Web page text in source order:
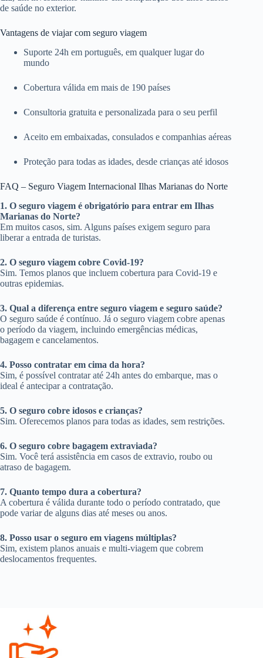
de saúde no exterior.
Vantagens de viajar com seguro viagem
Suporte 24h em português, em qualquer lugar do
mundo
Cobertura válida em mais de 190 países
Consultoria gratuita e personalizada para o seu perfil
Aceito em embaixadas, consulados e companhias aéreas
Proteção para todas as idades, desde crianças até idosos
FAQ – Seguro Viagem Internacional Ilhas Marianas do Norte
1. O seguro viagem é obrigatório para entrar em Ilhas
Marianas do Norte?
Em muitos casos, sim. Alguns países exigem seguro para
liberar a entrada de turistas.
2. O seguro viagem cobre Covid-19?
Sim. Temos planos que incluem cobertura para Covid-19 e
outras epidemias.
3. Qual a diferença entre seguro viagem e seguro saúde?
O seguro saúde é contínuo. Já o seguro viagem cobre apenas
o período da viagem, incluindo emergências médicas,
bagagem e cancelamentos.
4. Posso contratar em cima da hora?
Sim, é possível contratar até 24h antes do embarque, mas o
ideal é antecipar a contratação.
5. O seguro cobre idosos e crianças?
Sim. Oferecemos planos para todas as idades, sem restrições.
6. O seguro cobre bagagem extraviada?
Sim. Você terá assistência em casos de extravio, roubo ou
atraso de bagagem.
7. Quanto tempo dura a cobertura?
A cobertura é válida durante todo o período contratado, que
pode variar de alguns dias até meses ou anos.
8. Posso usar o seguro em viagens múltiplas?
Sim, existem planos anuais e multi-viagem que cobrem
deslocamentos frequentes.